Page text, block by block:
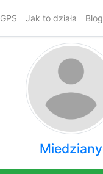
GPS Jak to działa Blog
Miedziany